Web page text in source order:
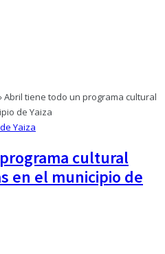
Abril tiene todo un programa cultural
de Yaiza
Yaiza
cultural
en el municipio de